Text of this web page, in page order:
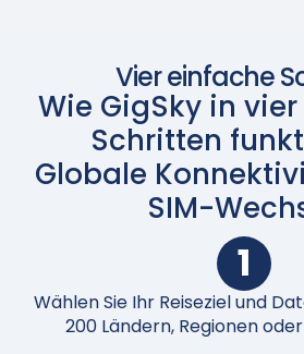
Vier einfache
Wie GigSky in
Schritten
Globale
SIM-
1
Wählen Sie Ihr Reiseziel und
200 Ländern, Regionen